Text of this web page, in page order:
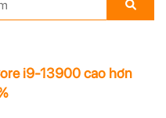
i9-13900 cao hơn